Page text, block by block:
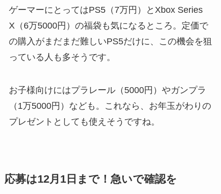
ゲーマーにとってはPS5（7万円）とXbox Series
X（6万5000円）の福袋も気になるところ。定価で
の購入がまだまだ難しいPS5だけに、この機会を狙
っている人も多そうです。
お子様向けにはプラレール（5000円）やガンプラ
（1万5000円）なども。これなら、お年玉がわりの
プレゼントとしても使えそうですね。
応募は12月1日まで！急いで確認を